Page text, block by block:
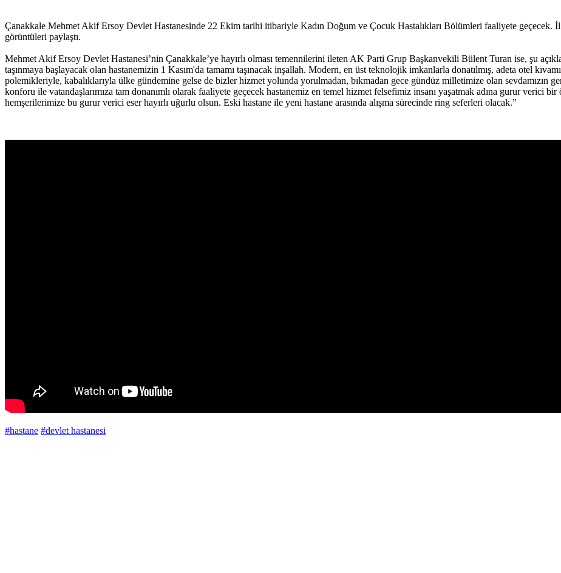
Çanakkale Mehmet Akif Ersoy Devlet Hastanesinde 22 Ekim tarihi itibariyle Kadın Doğum ve Çocuk Hastalıkları Bölümleri faaliyete geçecek.
görüntüleri paylaştı.
Mehmet Akif Ersoy Devlet Hastanesi’nin Çanakkale’ye hayırlı olması temennilerini ileten AK Parti Grup Başkanvekili Bülent Turan ise, şu
taşınmaya başlayacak olan hastanemizin 1 Kasım'da tamamı taşınacak inşallah. Modern, en üst teknolojik imkanlarla donatılmış, adeta otel
polemikleriyle, kabalıklarıyla ülke gündemine gelse de bizler hizmet yolunda yorulmadan, bıkmadan gece gündüz milletimize olan sevdamızın
konforu ile vatandaşlarımıza tam donanımlı olarak faaliyete geçecek hastanemiz en temel hizmet felsefimiz insanı yaşatmak adına gurur verici
hemşerilerimize bu gurur verici eser hayırlı uğurlu olsun. Eski hastane ile yeni hastane arasında alışma sürecinde ring seferleri olacak.”
#hastane #devlet hastanesi